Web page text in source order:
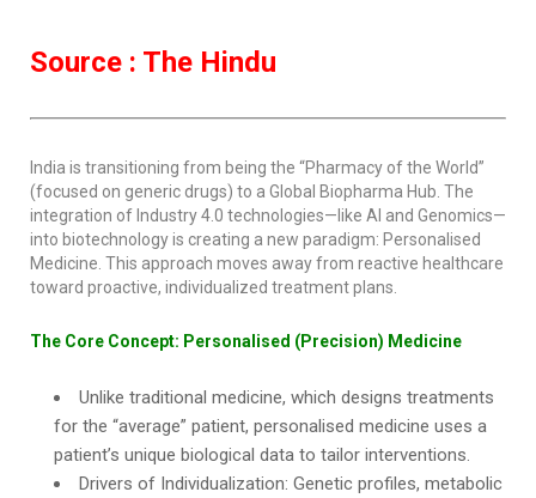
Source : The Hindu
India is transitioning from being the “Pharmacy of the World”
(focused on generic drugs) to a Global Biopharma Hub. The
integration of Industry 4.0 technologies—like AI and Genomics—
into biotechnology is creating a new paradigm: Personalised
Medicine. This approach moves away from reactive healthcare
toward proactive, individualized treatment plans.
The Core Concept: Personalised (Precision) Medicine
Unlike traditional medicine, which designs treatments
for the “average” patient, personalised medicine uses a
patient’s unique biological data to tailor interventions.
Drivers of Individualization: Genetic profiles, metabolic